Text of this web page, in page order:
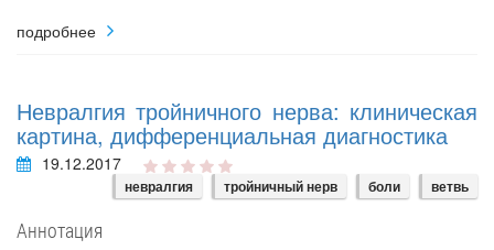
подробнее
Невралгия тройничного нерва: клиническая
картина, дифференциальная диагностика
19.12.2017
невралгия тройничный нерв боли ветвь
Аннотация